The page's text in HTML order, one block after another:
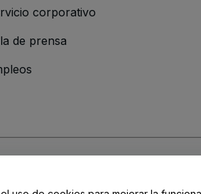
corporativo
de prensa